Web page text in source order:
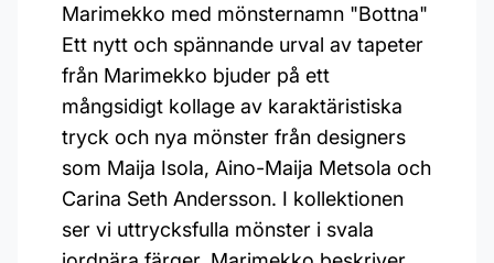
Marimekko med mönsternamn "Bottna"
Ett nytt och spännande urval av tapeter
från Marimekko bjuder på ett
mångsidigt kollage av karaktäristiska
tryck och nya mönster från designers
som Maija Isola, Aino-Maija Metsola och
Carina Seth Andersson. I kollektionen
ser vi uttrycksfulla mönster i svala